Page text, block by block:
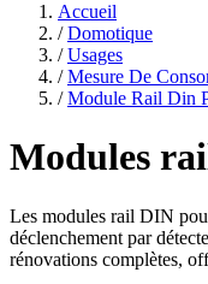
Accueil
/ Domotique
/ Usages
/ Mesure De
/ Module Rail Din
Modules
Les modules rail DIN
déclenchement par
rénovations complètes,